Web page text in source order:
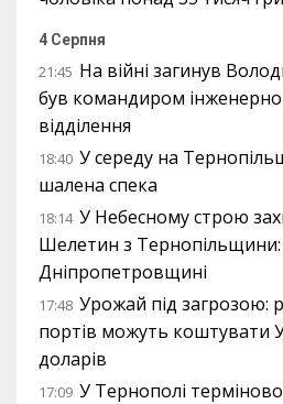
4 Серпня
21:45 На війні загинув
був командиром
відділення
18:40 У середу на
шалена спека
18:14 У Небесному строю
Шелетин з Тернопільщини:
Дніпропетровщині
17:48 Урожай під загрозою:
портів можуть коштувати
доларів
17:09 У Тернополі